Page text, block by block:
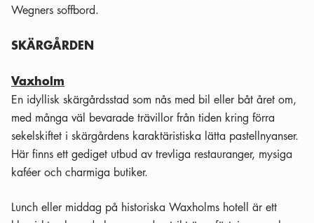
Wegners soffbord.
SKÄRGÅRDEN
Vaxholm
En idyllisk skärgårdsstad som nås med bil eller båt året om,
med många väl bevarade trävillor från tiden kring förra
sekelskiftet i skärgårdens karaktäristiska lätta pastellnyanser.
Här finns ett gediget utbud av trevliga restauranger, mysiga
kaféer och charmiga butiker.
Lunch eller middag på historiska Waxholms hotell är ett